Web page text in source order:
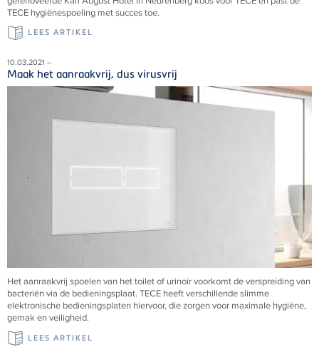
TECE hygiënespoeling met succes toe.
LEES ARTIKEL
10.03.2021 –
Maak het aanraakvrij, dus virusvrij
Het aanraakvrij spoelen van het toilet of urinoir voorkomt de verspreiding van
bacteriën via de bedieningsplaat. TECE heeft verschillende slimme
elektronische bedieningsplaten hiervoor, die zorgen voor maximale hygiëne,
gemak en veiligheid.
LEES ARTIKEL